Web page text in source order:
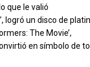
que le valió
logró un disco de
The Movie’,
en símbolo de